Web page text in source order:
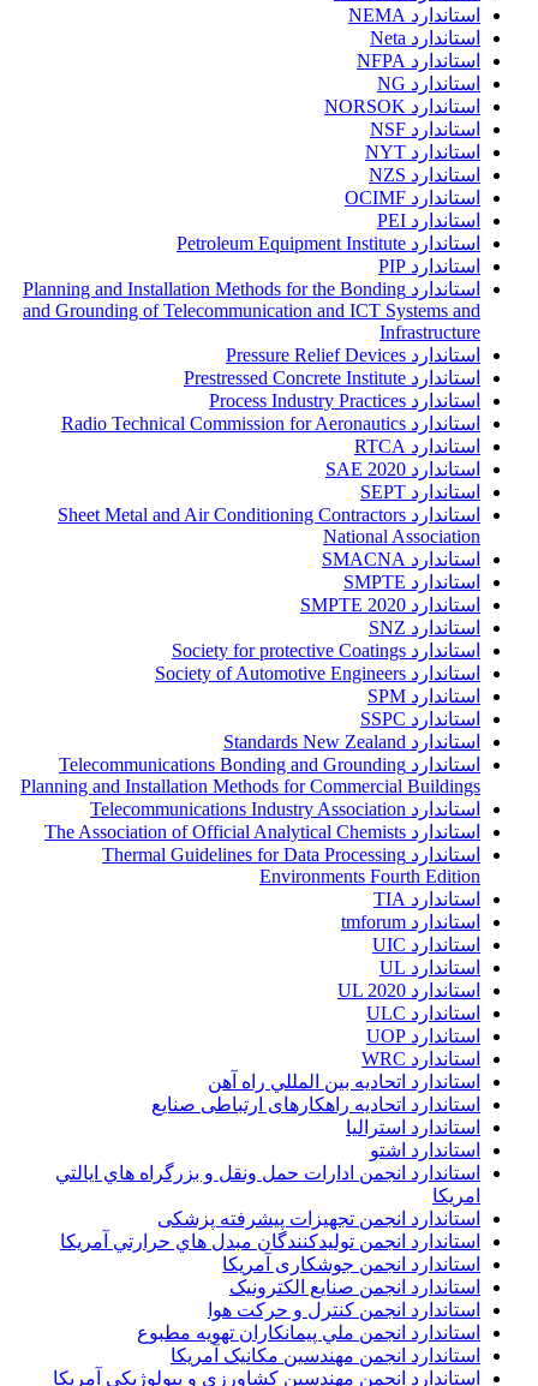
استاندارد NEMA
استاندارد Neta
استاندارد NFPA
استاندارد NG
استاندارد NORSOK
استاندارد NSF
استاندارد NYT
استاندارد NZS
استاندارد OCIMF
استاندارد PEI
استاندارد Petroleum Equipment Institute
استاندارد PIP
استاندارد Planning and Installation Methods for the Bonding
and Grounding of Telecommunication and ICT Systems and
Infrastructure
استاندارد Pressure Relief Devices
استاندارد Prestressed Concrete Institute
استاندارد Process Industry Practices
استاندارد Radio Technical Commission for Aeronautics
استاندارد RTCA
استاندارد SAE 2020
استاندارد SEPT
استاندارد Sheet Metal and Air Conditioning Contractors
National Association
استاندارد SMACNA
استاندارد SMPTE
استاندارد SMPTE 2020
استاندارد SNZ
استاندارد Society for protective Coatings
استاندارد Society of Automotive Engineers
استاندارد SPM
استاندارد SSPC
استاندارد Standards New Zealand
استاندارد Telecommunications Bonding and Grounding
Planning and Installation Methods for Commercial Buildings
استاندارد Telecommunications Industry Association
استاندارد The Association of Official Analytical Chemists
استاندارد Thermal Guidelines for Data Processing
Environments Fourth Edition
استاندارد TIA
استاندارد tmforum
استاندارد UIC
استاندارد UL
استاندارد UL 2020
استاندارد ULC
استاندارد UOP
استاندارد WRC
استاندارد اتحاديه بين المللي راه آهن
استاندارد اتحادیه راهکارهای ارتباطی صنایع
استاندارد استرالیا
استاندارد اشتو
استاندارد انجمن ادارات حمل ونقل و بزرگراه هاي ايالتي
امريکا
استاندارد انجمن تجهیزات پیشرفته پزشکی
استاندارد انجمن توليدکنندگان مبدل هاي حرارتي آمريکا
استاندارد انجمن جوشکاری آمریکا
استاندارد انجمن صنايع الکترونيک
استاندارد انجمن کنترل و حرکت هوا
استاندارد انجمن ملي پيمانکاران تهويه مطبوع
استاندارد انجمن مهندسين مکانيک آمريکا
استاندارد انجمن مهندسین کشاورزی و بیولوژیکی آمریکا